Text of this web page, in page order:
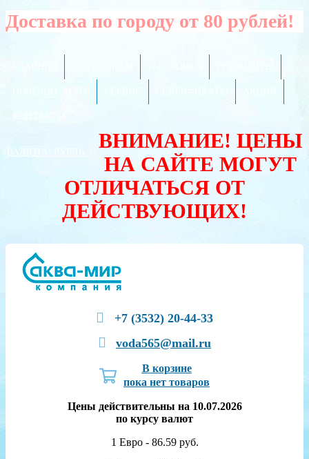
Доставка по городу от 80 рублей!
ВАЛЮТА:
ВНИМАНИЕ! ЦЕНЫ
НА САЙТЕ МОГУТ
ОТЛИЧАТЬСЯ ОТ
ДЕЙСТВУЮЩИХ!
+7 (3532) 20-44-33
voda565@mail.ru
В корзине
пока нет товаров
Цены действительны на 10.07.2026
по курсу валют
1 Евро - 86.59 руб.